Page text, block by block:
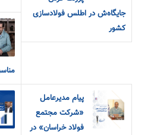
جایگاه‌ش در اطلس فولادسازی
کشور
پیام مدیرعامل
«شرکت مجتمع
فولاد خراسان» در